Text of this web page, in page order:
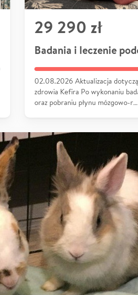
29 290 zł
02.08.2026 Aktualizacja
zdrowia Kefira Po wykonaniu
oraz pobraniu płynu mózgowo-r…